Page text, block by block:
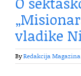
vladike
ByRedakcija Magazina